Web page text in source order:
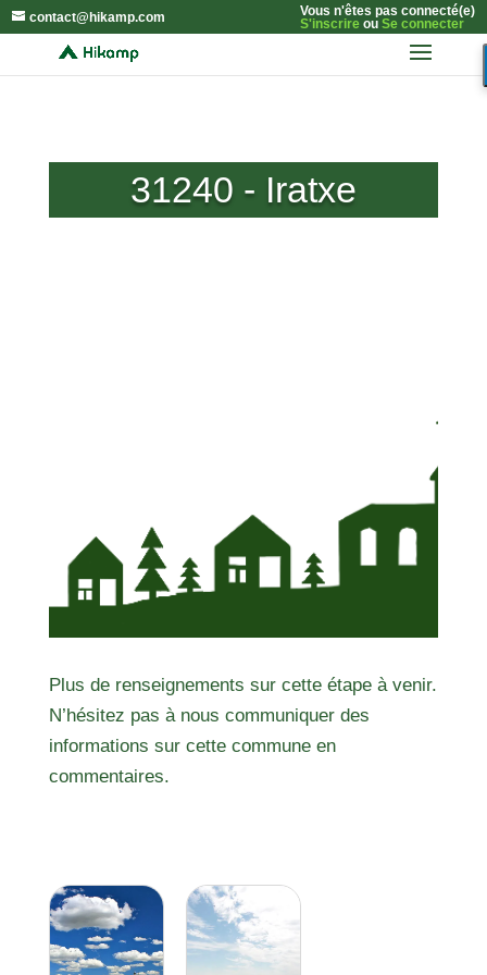
contact@hikamp.com
Vous n'êtes pas connecté(e)
S'inscrireou Se connecter
31240 - Iratxe
Plus de renseignements sur cette étape à venir.
N’hésitez pas à nous communiquer des
informations sur cette commune en
commentaires.